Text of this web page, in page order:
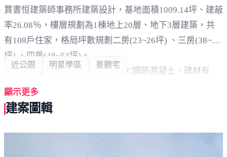
賈書恒建築師事務所建築設計，基地面積1009.14坪、建蔽
率26.08％，樓層規劃為1棟地上20層、地下3層建築，共
有108戶住家，格局坪數規劃二房(23~26坪) 、三房(38~42
坪) 、四房(48~53坪)。
規劃142個平面式車位，結構採RC鋼筋混凝土，建材有
YKK氣密窗、Villeroy & Boch、GROHE衛浴、Villeroy &
Boch五金。
零店面純住宅、衛浴開窗、戶戶皆可配平面車位，並預留
電動車充電線架。
近公園 明星學區 景觀宅
顯示更多
建案圖輯